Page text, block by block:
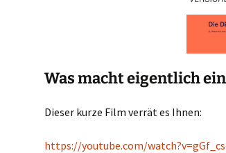
Was macht eigentlich
Dieser kurze Film verrät es Ihnen:
https://youtube.com/